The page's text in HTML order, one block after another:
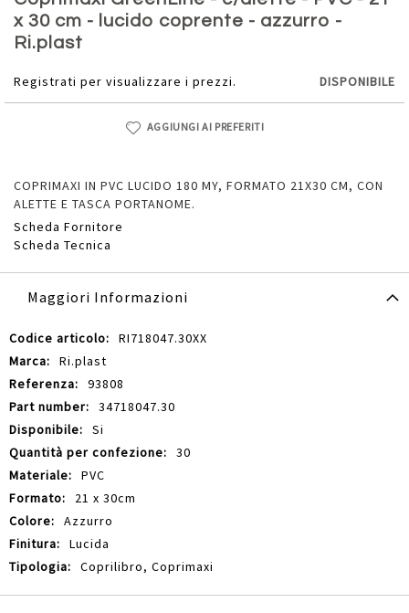
x 30 cm - lucido coprente - azzurro -
Ri.plast
Registrati per visualizzare i prezzi. DISPONIBILE
AGGIUNGI AI PREFERITI
COPRIMAXI IN PVC LUCIDO 180 MY, FORMATO 21X30 CM, CON
ALETTE E TASCA PORTANOME.
Scheda Fornitore
Scheda Tecnica
della
galleria
di
Maggiori Informazioni
Maggiori
Informazioni
RI718047.30XX
Ri.plast
93808
34718047.30
Si
30
PVC
21 x 30cm
Azzurro
Lucida
Coprilibro, Coprimaxi